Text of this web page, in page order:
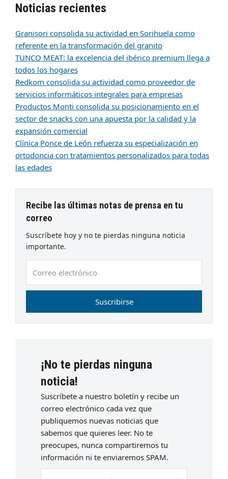
Noticias recientes
Granisori consolida su actividad en Sorihuela como
referente en la transformación del granito
TUNCO MEAT: la excelencia del ibérico premium llega a
todos los hogares
Redkom consolida su actividad como proveedor de
servicios informáticos integrales para empresas
Productos Monti consolida su posicionamiento en el
sector de snacks con una apuesta por la calidad y la
expansión comercial
Clínica Ponce de León refuerza su especialización en
ortodoncia con tratamientos personalizados para todas
las edades
Recibe las últimas notas de prensa en tu
correo
Suscríbete hoy y no te pierdas ninguna noticia
importante.
electrónico
Suscribirse
¡No te pierdas ninguna
noticia!
Suscríbete a nuestro boletín y recibe un
correo electrónico cada vez que
publiquemos nuevas noticias que
sabemos que quieres leer. No te
preocupes, nunca compartiremos tu
información ni te enviaremos SPAM.